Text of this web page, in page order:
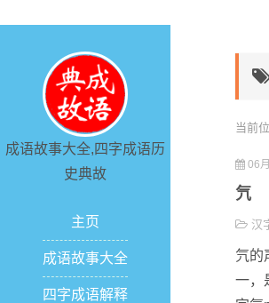
成语故事大全,四字成语历
史典故
主页
成语故事大全
四字成语解释
当前
06
氕
汉
氕的
一，